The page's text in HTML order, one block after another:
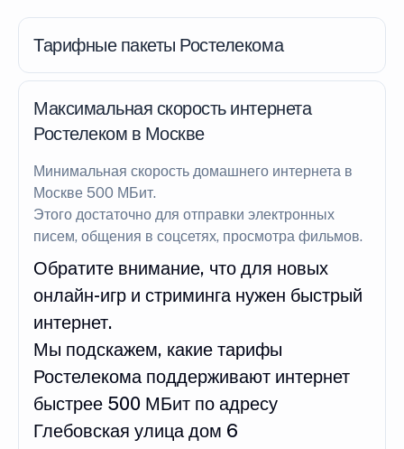
Тарифные пакеты Ростелекома
Максимальная скорость интернета
Ростелеком в Москве
Минимальная скорость домашнего интернета в
Москве 500 МБит.
Этого достаточно для отправки электронных
писем, общения в соцсетях, просмотра фильмов.
Обратите внимание, что для новых
онлайн-игр и стриминга нужен быстрый
интернет.
Мы подскажем, какие тарифы
Ростелекома поддерживают интернет
быстрее 500 МБит по адресу
Глебовская улица дом 6